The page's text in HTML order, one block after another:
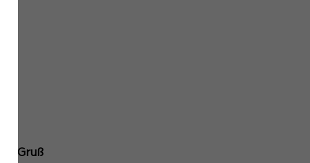
Gruß